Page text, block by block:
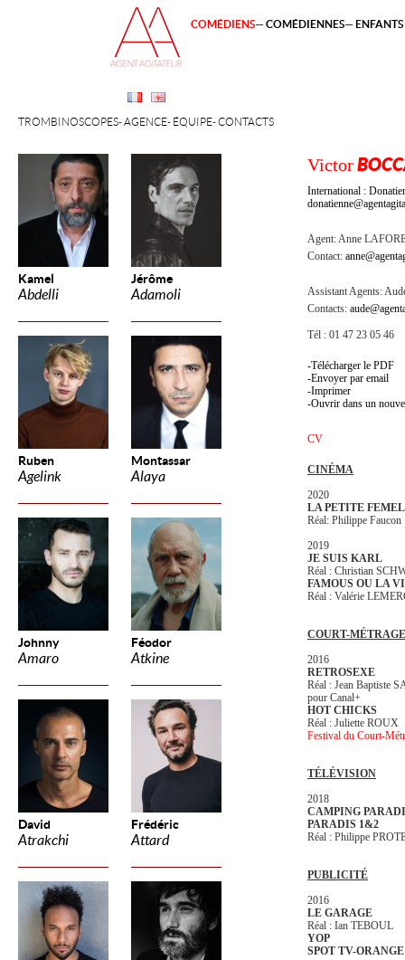
Kamel
Abdelli
Jérôme
Adamoli
Ruben
Agelink
Montassar
Alaya
Johnny
Amaro
Féodor
Atkine
David
Atrakchi
Frédéric
Attard
TROMBINOSCOPES AGENCE ÉQUIPE CONTACTS
COMÉDIENS COMÉDIENNES
Victor
International :
Agent:Anne
Contact:
Assistant Agents:
Contacts:
Tél : 01 47 23 05 46
Télécharger le PDF
Envoyer par email
Imprimer
Ouvrir dans un
CV
CINÉMA
2020
LA PETITE
Réal: Philippe Faucon
2019
JE SUIS KARL
Réal : Christian
FAMOUS OU LA
Réal : Valérie
COURT-MÉTRAGE
2016
RETROSEXE
Réal : Jean Baptiste
pour Canal+
HOT CHICKS
Réal : Juliette ROUX
Festival du Court-
TÉLÉVISION
2018
CAMPING
PARADIS 1&2
Réal : Philippe
PUBLICITÉ
2016
LE GARAGE
Réal : Ian TEBOUL
YOP
SPOT TV-ORANGE